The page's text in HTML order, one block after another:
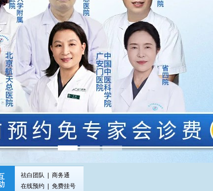
祛白团队
商务通
在线预约
免费挂号